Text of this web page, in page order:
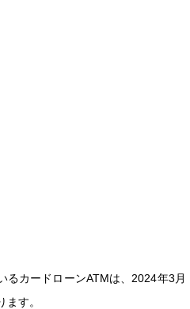
カードローンATMは、2024年3月
す。